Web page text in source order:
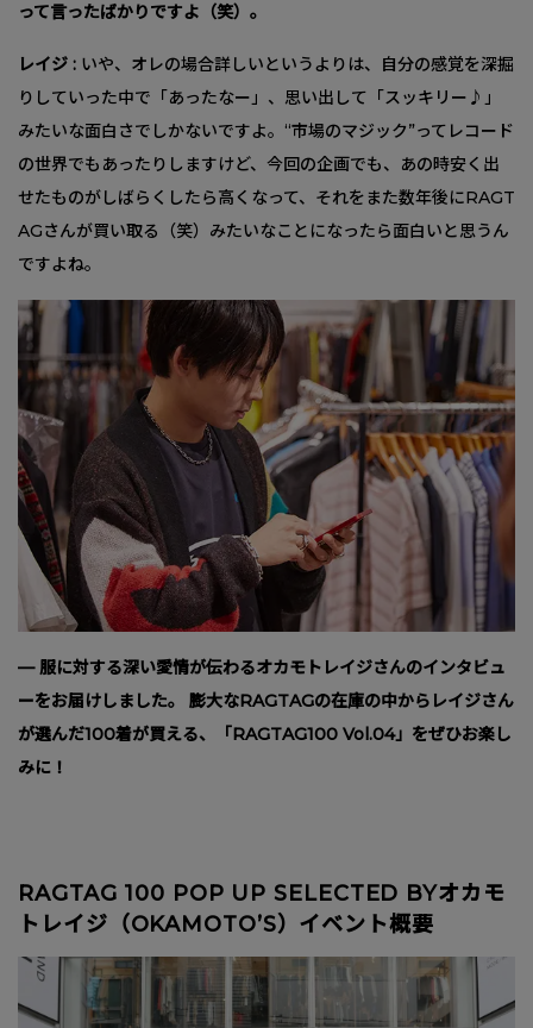
って言ったばかりですよ（笑）。
レイジ : いや、オレの場合詳しいというよりは、自分の感覚を深掘
りしていった中で「あったなー」、思い出して「スッキリー♪」
みたいな面白さでしかないですよ。“市場のマジック”ってレコード
の世界でもあったりしますけど、今回の企画でも、あの時安く出
せたものがしばらくしたら高くなって、それをまた数年後にRAGT
AGさんが買い取る（笑）みたいなことになったら面白いと思うん
ですよね。
— 服に対する深い愛情が伝わるオカモトレイジさんのインタビュ
ーをお届けしました。 膨大なRAGTAGの在庫の中からレイジさん
が選んだ100着が買える、「RAGTAG100 Vol.04」をぜひお楽し
みに！
RAGTAG 100 POP UP SELECTED BYオカモ
トレイジ（OKAMOTO’S）イベント概要